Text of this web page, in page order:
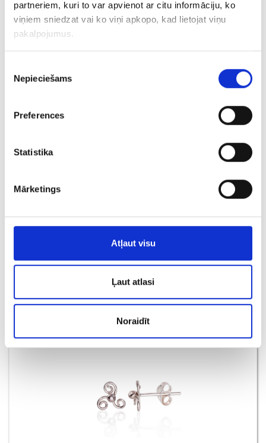
partneriem, kuri to var apvienot ar citu informāciju, ko
viņiem sniedzat vai ko viņi apkopo, kad lietojat viņu
pakalpojumus.
izvēle
Nepieciešams
Preferences
Statistika
Mārketings
Atļaut visu
Ļaut atlasi
Noraidīt
Серьги 148/5045
€ 7.50
Серьги 149/5045
€ 5.50
ДОБАВИТЬ В КОРЗИНУ